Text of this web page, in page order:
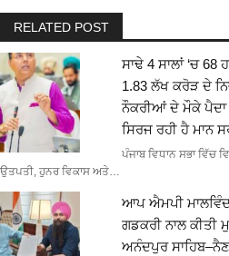
RELATED POST
ਸਾਢੇ 4 ਸਾਲਾਂ ‘ਚ
1.83 ਲੱਖ ਕਰੋੜ ਦੇ
ਨੌਕਰੀਆਂ ਦੇ ਮੌਕੇ ਪੈਦਾ
ਸਿਰਜ ਰਹੀ ਹੈ ਮਾਨ
ਪੰਜਾਬ ਵਿਧਾਨ ਸਭਾ ਵਿੱਚ
ਉਤਪਤੀ, ਹੁਨਰ ਵਿਕਾਸ ਅਤੇ…
ਆਪ ਐਮਪੀ
ਗਡਕਰੀ ਨਾਲ ਕੀਤੀ
ਅਨੰਦਪੁਰ